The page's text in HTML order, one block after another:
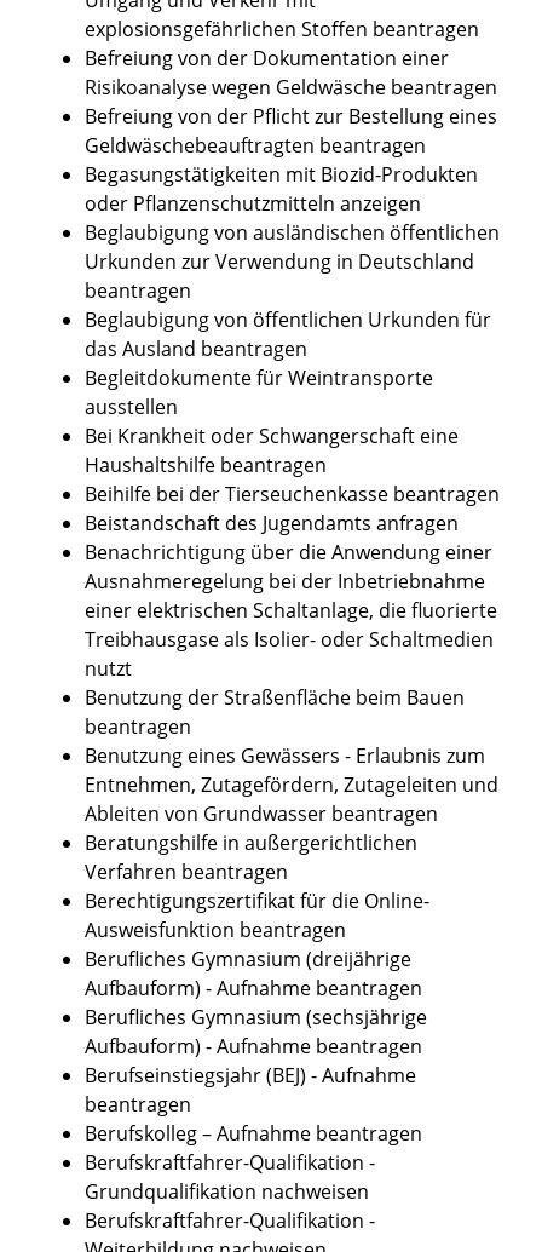
explosionsgefährlichen Stoffen beantragen
Befreiung von der Dokumentation einer
Risikoanalyse wegen Geldwäsche beantragen
Befreiung von der Pflicht zur Bestellung eines
Geldwäschebeauftragten beantragen
Begasungstätigkeiten mit Biozid-Produkten
oder Pflanzenschutzmitteln anzeigen
Beglaubigung von ausländischen öffentlichen
Urkunden zur Verwendung in Deutschland
beantragen
Beglaubigung von öffentlichen Urkunden für
das Ausland beantragen
Begleitdokumente für Weintransporte
ausstellen
Bei Krankheit oder Schwangerschaft eine
Haushaltshilfe beantragen
Beihilfe bei der Tierseuchenkasse beantragen
Beistandschaft des Jugendamts anfragen
Benachrichtigung über die Anwendung einer
Ausnahmeregelung bei der Inbetriebnahme
einer elektrischen Schaltanlage, die fluorierte
Treibhausgase als Isolier- oder Schaltmedien
nutzt
Benutzung der Straßenfläche beim Bauen
beantragen
Benutzung eines Gewässers - Erlaubnis zum
Entnehmen, Zutagefördern, Zutageleiten und
Ableiten von Grundwasser beantragen
Beratungshilfe in außergerichtlichen
Verfahren beantragen
Berechtigungszertifikat für die Online-
Ausweisfunktion beantragen
Berufliches Gymnasium (dreijährige
Aufbauform) - Aufnahme beantragen
Berufliches Gymnasium (sechsjährige
Aufbauform) - Aufnahme beantragen
Berufseinstiegsjahr (BEJ) - Aufnahme
beantragen
Berufskolleg – Aufnahme beantragen
Berufskraftfahrer-Qualifikation -
Grundqualifikation nachweisen
Berufskraftfahrer-Qualifikation -